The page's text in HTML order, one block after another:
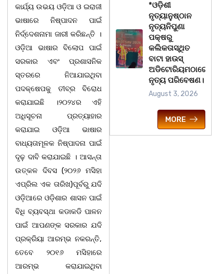
କାର୍ଯ୍ୟ ଉଭୟ ଓଡ଼ିଆ ଓ ଇରାଜୀ
ଭାଷାରେ ନିଷ୍ପାଦନ ପାଇଁ
ନିର୍ଦ୍ଦେଶନାମା ଜାରୀ କରିଛନ୍ତି ।
ଓଡ଼ିଆ ଭାଷାର ବିଲୋପ ପାଇଁ
ସରକାର ଏବଂ ପ୍ରଶାସନିକ
ସ୍ତରରେ ନିଆଯାଇଥିବା
ପଦକ୍ଷେପକୁ ତୀବ୍ର ବିରୋଧ
କରାଯାଇଛି ।୨୦୨୪ର ଏହି
ଅଧିସୂଚନା ପ୍ରତ୍ୟାହାର
କରାଯାଇ ଓଡ଼ିଆ ଭାଷାର
ବାଧ୍ୟତାମୂଳକ ନିଷ୍ପାଦନା ପାଇଁ
ଦୃଢ଼ ଦାବି କରାଯାଇଛି । ଆସନ୍ତା
ଉତ୍କଳ ଦିବସ (୨୦୨୬ ମସିହା
ଏପ୍ରିଲ ଏକ ତାରିଖ)ପୂର୍ବରୁ ଯଦି
ଓଡ଼ିଆରେ ଓଡ଼ିଶାର ଶାସନ ପାଇଁ
ବିଧି ବ୍ୟବସ୍ଥା କଡାକଡି ପାଳନ
ପାଇଁ ଆପଣଙ୍କ ସରକାର ଯଦି
ପ୍ରକ୍ରିୟା ଆରମ୍ଭ ନକରନ୍ତି,
ତେବେ ୨୦୧୬ ମସିହାରେ
ଆରମ୍ଭ କରାଯାଇଥିବା
*ଓଡ଼ିଶୀ
ନୃତ୍ୟାନୁଷ୍ଠାନ
ନୃତ୍ୟନିପୁଣା
ପକ୍ଷରୁ
କଲିକତାସ୍ଥିତ
ବାଟା ହାଉସ୍
ଅଡିଟୋରିୟମଠାରେ
ନୃତ୍ୟ ପରିବେଷଣ।
August 3, 2026
MORE